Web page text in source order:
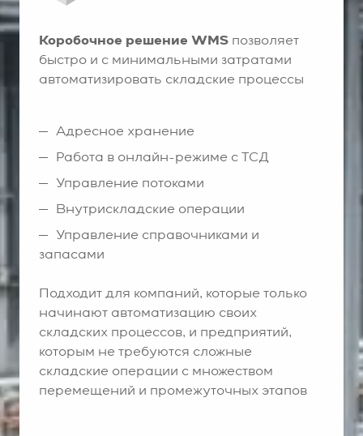
Коробочное решение WMS позволяет
быстро и с минимальными затратами
автоматизировать складские процессы
Адресное хранение
Работа в онлайн-режиме с ТСД
Управление потоками
Внутрискладские операции
Управление справочниками и
запасами
Подходит для компаний, которые только
начинают автоматизацию своих
складских процессов, и предприятий,
которым не требуются сложные
складские операции с множеством
перемещений и промежуточных этапов